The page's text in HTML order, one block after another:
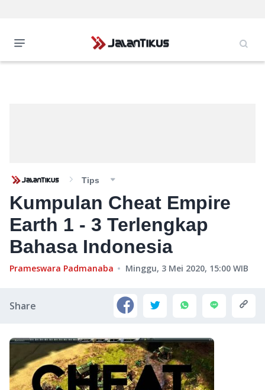
Tips
Kumpulan Cheat Empire
Earth 1 - 3 Terlengkap
Bahasa Indonesia
Prameswara Padmanaba Minggu, 3 Mei 2020, 15:00 WIB
Share